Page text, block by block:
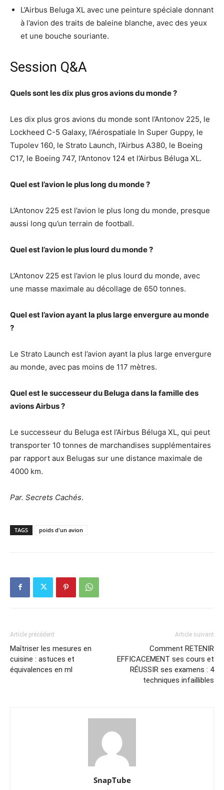
L’Airbus Beluga XL avec une peinture spéciale donnant
à l’avion des traits de baleine blanche, avec des yeux
et une bouche souriante.
Session Q&A
Quels sont les dix plus gros avions du monde ?
Les dix plus gros avions du monde sont l’Antonov 225, le
Lockheed C-5 Galaxy, l’Aérospatiale In Super Guppy, le
Tupolev 160, le Strato Launch, l’Airbus A380, le Boeing
C17, le Boeing 747, l’Antonov 124 et l’Airbus Béluga XL.
Quel est l’avion le plus long du monde ?
L’Antonov 225 est l’avion le plus long du monde, presque
aussi long qu’un terrain de football.
Quel est l’avion le plus lourd du monde ?
L’Antonov 225 est l’avion le plus lourd du monde, avec
une masse maximale au décollage de 650 tonnes.
Quel est l’avion ayant la plus large envergure au monde
?
Le Strato Launch est l’avion ayant la plus large envergure
au monde, avec pas moins de 117 mètres.
Quel est le successeur du Beluga dans la famille des
avions Airbus ?
Le successeur du Beluga est l’Airbus Béluga XL, qui peut
transporter 10 tonnes de marchandises supplémentaires
par rapport aux Belugas sur une distance maximale de
4000 km.
Par. Secrets Cachés.
TAGS poids d'un avion
Article précédent
Maîtriser les mesures en
cuisine : astuces et
équivalences en ml
Article suivant
Comment RETENIR
EFFICACEMENT ses cours et
RÉUSSIR ses examens : 4
techniques infaillibles
SnapTube